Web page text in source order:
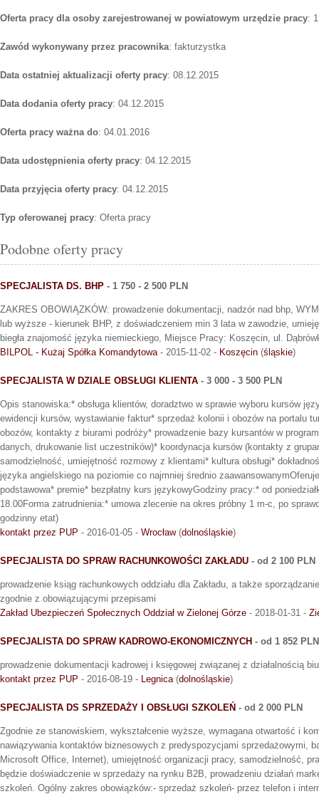
Oferta pracy dla osoby zarejestrowanej w powiatowym urzędzie pracy: 1
Zawód wykonywany przez pracownika: fakturzystka
Data ostatniej aktualizacji oferty pracy: 08.12.2015
Data dodania oferty pracy: 04.12.2015
Oferta pracy ważna do: 04.01.2016
Data udostępnienia oferty pracy: 04.12.2015
Data przyjęcia oferty pracy: 04.12.2015
Typ oferowanej pracy: Oferta pracy
Podobne oferty pracy
SPECJALISTA DS. BHP - 1 750 - 2 500 PLN
ZAKRES OBOWIĄZKÓW: prowadzenie dokumentacji, nadzór nad bhp,
lub wyższe - kierunek BHP, z doświadczeniem min 3 lata w zawodzie,
biegła znajomość języka niemieckiego, Miejsce Pracy: Koszęcin, ul.
BILPOL - Kużaj Spółka Komandytowa- 2015-11-02 - Koszęcin (śląskie)
SPECJALISTA W DZIALE OBSŁUGI KLIENTA - 3 000 - 3 500 PLN
Opis stanowiska:* obsługa klientów, doradztwo w sprawie wyboru kursów
ewidencji kursów, wystawianie faktur* sprzedaż kolonii i obozów na portalu
obozów, kontakty z biurami podróży* prowadzenie bazy kursantów w
danych, drukowanie list uczestników)* koordynacja kursów (kontakty z
samodzielność, umiejętność rozmowy z klientami* kultura obsługi*
języka angielskiego na poziomie co najmniej średnio
podstawowa* premie* bezpłatny kurs językowyGodziny pracy:* od
18.00Forma zatrudnienia:* umowa zlecenie na okres próbny 1 m-c, po
godzinny etat)
kontakt przez PUP - 2016-01-05 - Wrocław(dolnośląskie)
SPECJALISTA DO SPRAW RACHUNKOWOŚCI ZAKŁADU - od 2 100 PLN
prowadzenie ksiąg rachunkowych oddziału dla Zakładu, a także
zgodnie z obowiązującymi przepisami
Zakład Ubezpieczeń Społecznych Oddział w Zielonej Górze - 2018-01-31 -
SPECJALISTA DO SPRAW KADROWO-EKONOMICZNYCH - od 1 852 PLN
prowadzenie dokumentacji kadrowej i księgowej związanej z działalnością
kontakt przez PUP - 2016-08-19 - Legnica(dolnośląskie)
SPECJALISTA DS SPRZEDAŻY I OBSŁUGI SZKOLEŃ - od 2 000 PLN
Zgodnie ze stanowiskiem, wykształcenie wyższe, wymagana otwartość i
nawiązywania kontaktów biznesowych z predyspozycjami sprzedażowymi,
Microsoft Office, Internet), umiejętność organizacji pracy, samodzielność,
będzie doświadczenie w sprzedaży na rynku B2B, prowadzeniu działań
szkoleń. Ogólny zakres obowiązków:- sprzedaż szkoleń- przez telefon i